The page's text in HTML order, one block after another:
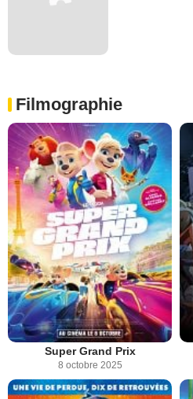
Filmographie
Super Grand Prix
8 octobre 2025